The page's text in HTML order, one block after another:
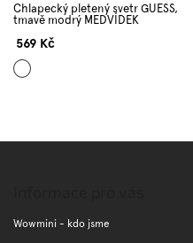
Chlapecký pletený svetr GUESS,
tmavě modrý MEDVÍDEK
569 Kč
Tmavě
modrá
Wowmini - kdo jsme